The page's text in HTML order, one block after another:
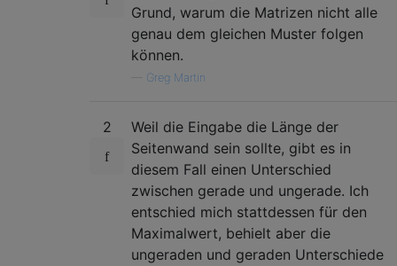
Grund, warum die Matrizen nicht alle
genau dem gleichen Muster folgen
können.
Greg Martin
2
Weil die Eingabe die Länge der
Seitenwand sein sollte, gibt es in
diesem Fall einen Unterschied
zwischen gerade und ungerade. Ich
entschied mich stattdessen für den
Maximalwert, behielt aber die
ungeraden und geraden Unterschiede